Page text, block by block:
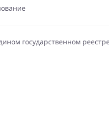
государственном